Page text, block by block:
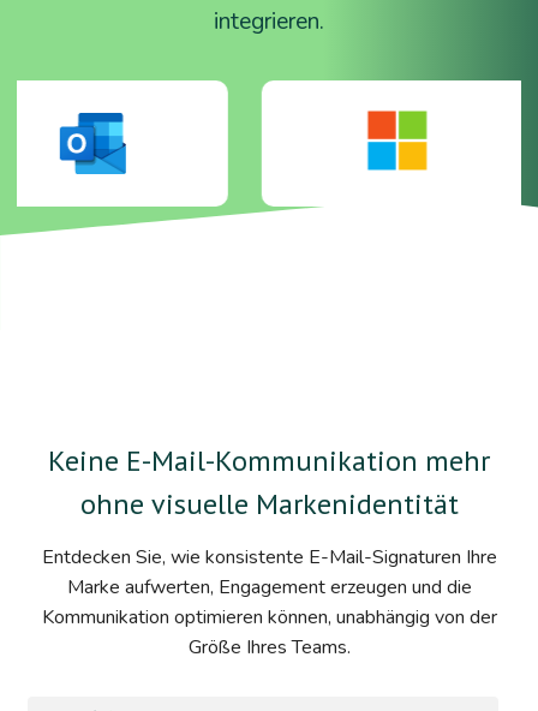
integrieren.
Keine E-Mail-Kommunikation mehr
ohne visuelle Markenidentität
Entdecken Sie, wie konsistente E-Mail-Signaturen Ihre
Marke aufwerten, Engagement erzeugen und die
Kommunikation optimieren können, unabhängig von der
Größe Ihres Teams.